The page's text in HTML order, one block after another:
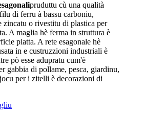
pruduttu cù una qualità
di ferru à bassu carboniu,
zincatu o rivestitu di plastica per
A maglia hè ferma in struttura è
piatta. A rete esagonale hè
in e custruzzioni industriali è
pò esse adupratu cum'è
gabbia di pollame, pesca, giardinu,
per i zitelli è decorazioni di